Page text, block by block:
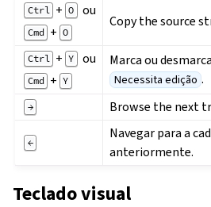
Ctrl + O ou
Cmd + O
Copy the source
Ctrl + Y ou
Cmd + Y
Marca ou
Necessita edição .
→ Browse the next
←
Navegar para a
anteriormente.
Teclado visual